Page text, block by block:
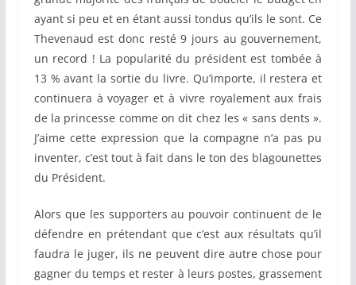
ayant si peu et en étant aussi tondus qu’ils le sont. Ce
Thevenaud est donc resté 9 jours au gouvernement,
un record ! La popularité du président est tombée à
13 % avant la sortie du livre. Qu’importe, il restera et
continuera à voyager et à vivre royalement aux frais
de la princesse comme on dit chez les « sans dents ».
J’aime cette expression que la compagne n’a pas pu
inventer, c’est tout à fait dans le ton des blagounettes
du Président.
Alors que les supporters au pouvoir continuent de le
défendre en prétendant que c’est aux résultats qu’il
faudra le juger, ils ne peuvent dire autre chose pour
gagner du temps et rester à leurs postes, grassement